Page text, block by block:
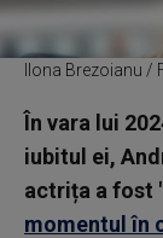
Ilona Brezoianu /
În vara lui
iubitul ei,
actrița a fost
momentul în